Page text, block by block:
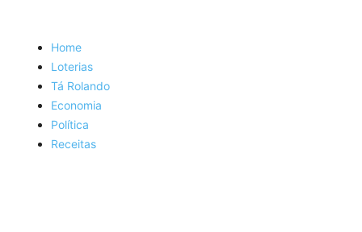
Home
Loterias
Tá Rolando
Economia
Política
Receitas